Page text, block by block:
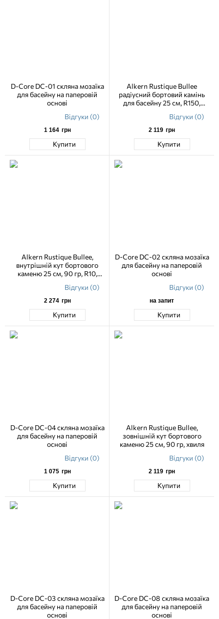
D-Core DC-01 скляна мозаїка
для басейну на паперовій
основі
Відгуки (0)
1 164 грн
Купити
Alkern Rustique Bullee
радіусний бортовий камінь
для басейну 25 см, R150,
Відгуки (0)
2 119 грн
Купити
Alkern Rustique Bullee,
внутрішній кут бортового
каменю 25 см, 90 гр, R10,
Відгуки (0)
2 274 грн
Купити
D-Core DC-02 скляна мозаїка
для басейну на паперовій
основі
Відгуки (0)
на запит
Купити
D-Core DC-04 скляна мозаїка
для басейну на паперовій
основі
Відгуки (0)
1 075 грн
Купити
Alkern Rustique Bullee,
зовнішній кут бортового
каменю 25 см, 90 гр, хвиля
Відгуки (0)
2 119 грн
Купити
D-Core DC-03 скляна мозаїка
для басейну на паперовій
основі
D-Core DC-08 скляна мозаїка
для басейну на паперовій
основі